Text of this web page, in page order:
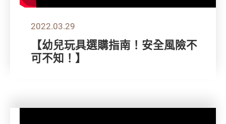
2022.03.29
【幼兒玩具選購指南！安全風險不
可不知！】